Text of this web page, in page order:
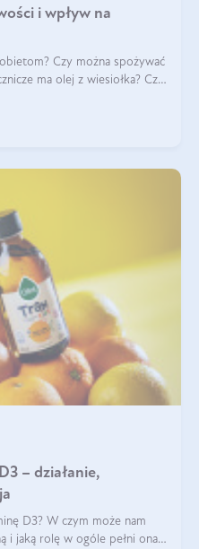
i wpływ na
Czy można spożywać
ma olej z wiesiołka? Czy
– działanie,
D3? W czym może nam
i jaką rolę w ogóle pełni ona